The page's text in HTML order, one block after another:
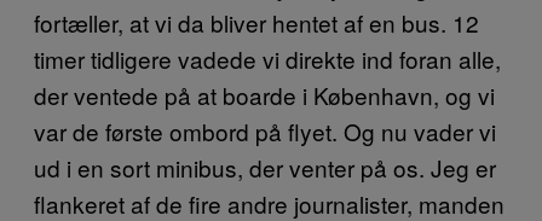
fortæller, at vi da bliver hentet af en bus. 12
timer tidligere vadede vi direkte ind foran alle,
der ventede på at boarde i København, og vi
var de første ombord på flyet. Og nu vader vi
ud i en sort minibus, der venter på os. Jeg er
flankeret af de fire andre journalister, manden